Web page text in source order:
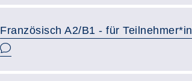
Französisch A2/B1 - für